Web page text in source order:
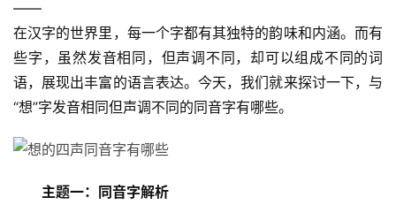
——
在汉字的世界里，每一个字都有其独特的韵味和内涵。而有
些字，虽然发音相同，但声调不同，却可以组成不同的词
语，展现出丰富的语言表达。今天，我们就来探讨一下，与
“想”字发音相同但声调不同的同音字有哪些。
主题一：同音字解析